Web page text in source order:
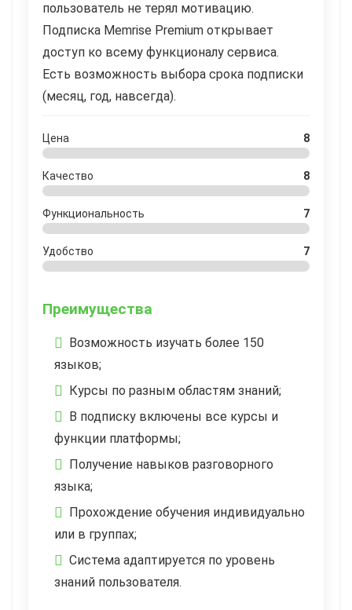
пользователь не терял мотивацию.
Подписка Memrise Premium открывает
доступ ко всему функционалу сервиса.
Есть возможность выбора срока подписки
(месяц, год, навсегда).
Цена 8
Качество 8
Функциональность 7
Удобство 7
Преимущества
Возможность изучать более 150
языков;
Курсы по разным областям знаний;
В подписку включены все курсы и
функции платформы;
Получение навыков разговорного
языка;
Прохождение обучения индивидуально
или в группах;
Система адаптируется по уровень
знаний пользователя.